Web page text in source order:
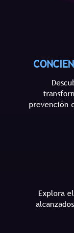
prevención
Explora